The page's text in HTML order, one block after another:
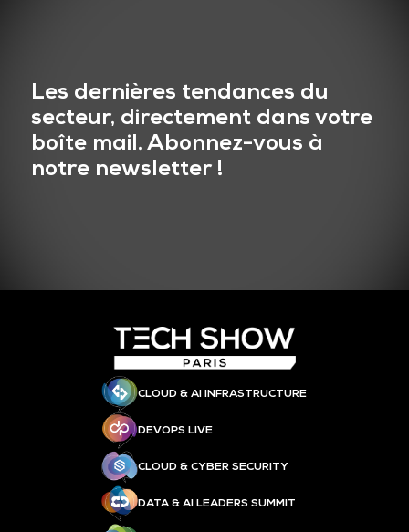
Les dernières tendances du
secteur, directement dans votre
boîte mail. Abonnez-vous à
notre newsletter !
CLOUD & AI INFRASTRUCTURE
DEVOPS LIVE
CLOUD & CYBER SECURITY
DATA & AI LEADERS SUMMIT